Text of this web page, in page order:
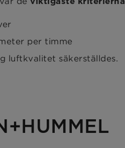
per timme
luftkvalitet säkerställdes.